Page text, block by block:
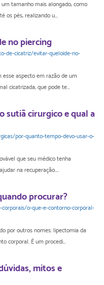
tamanho mais alongado, como
os pés, realizando u...
no piercing
de-cicatriz/evitar-queloide-no-
aspecto em razão de um
cicatrizada, que pode te...
sutiã cirurgico e qual a
por-quanto-tempo-devo-usar-o-
que seu médico tenha
na recuperação....
procurar?
o-que-e-contorno-corporal-
por outros nomes: lipectomia da
corporal. É um procedi...
mitos e